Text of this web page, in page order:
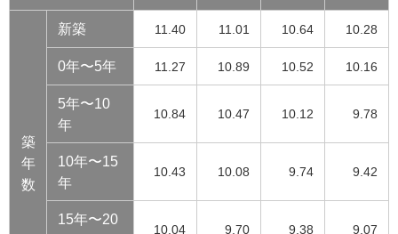
築
年
数
新築 11.40 11.01 10.64 10.28
0年〜5年 11.27 10.89 10.52 10.16
5年〜10
年
10.84 10.47 10.12 9.78
10年〜15
年
10.43 10.08 9.74 9.42
15年〜20
10.04 9.70 9.38 9.07